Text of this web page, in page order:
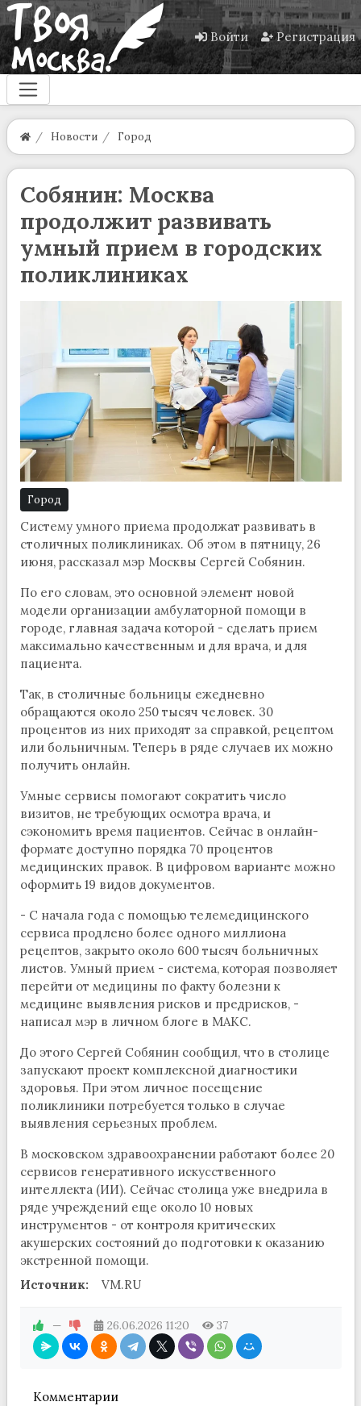
Войти Регистрация
Новости Город
Собянин: Москва
продолжит развивать
умный прием в городских
поликлиниках
Город
Систему умного приема продолжат развивать в
столичных поликлиниках. Об этом в пятницу, 26
июня, рассказал мэр Москвы Сергей Собянин.
По его словам, это основной элемент новой
модели организации амбулаторной помощи в
городе, главная задача которой - сделать прием
максимально качественным и для врача, и для
пациента.
Так, в столичные больницы ежедневно
обращаются около 250 тысяч человек. 30
процентов из них приходят за справкой, рецептом
или больничным. Теперь в ряде случаев их можно
получить онлайн.
Умные сервисы помогают сократить число
визитов, не требующих осмотра врача, и
сэкономить время пациентов. Сейчас в онлайн-
формате доступно порядка 70 процентов
медицинских правок. В цифровом варианте можно
оформить 19 видов документов.
- С начала года с помощью телемедицинского
сервиса продлено более одного миллиона
рецептов, закрыто около 600 тысяч больничных
листов. Умный прием - система, которая позволяет
перейти от медицины по факту болезни к
медицине выявления рисков и предрисков, -
написал мэр в личном блоге в МАКС.
До этого Сергей Собянин сообщил, что в столице
запускают проект комплексной диагностики
здоровья. При этом личное посещение
поликлиники потребуется только в случае
выявления серьезных проблем.
В московском здравоохранении работают более 20
сервисов генеративного искусственного
интеллекта (ИИ). Сейчас столица уже внедрила в
ряде учреждений еще около 10 новых
инструментов - от контроля критических
акушерских состояний до подготовки к оказанию
экстренной помощи.
Источник:
VM.RU
— 26.06.2026 11:20 37
Комментарии